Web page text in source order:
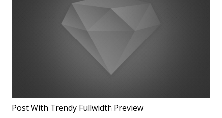
Post With Trendy Fullwidth Preview